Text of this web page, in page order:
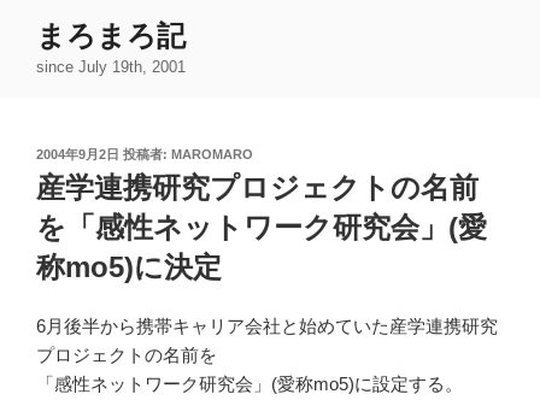
まろまろ記
since July 19th, 2001
投
稿
日:
2004年9月2日 投稿者: MAROMARO
産学連携研究プロジェクトの名前
を「感性ネットワーク研究会」(愛
称mo5)に決定
6月後半から携帯キャリア会社と始めていた産学連携研究
プロジェクトの名前を
「感性ネットワーク研究会」(愛称mo5)に設定する。